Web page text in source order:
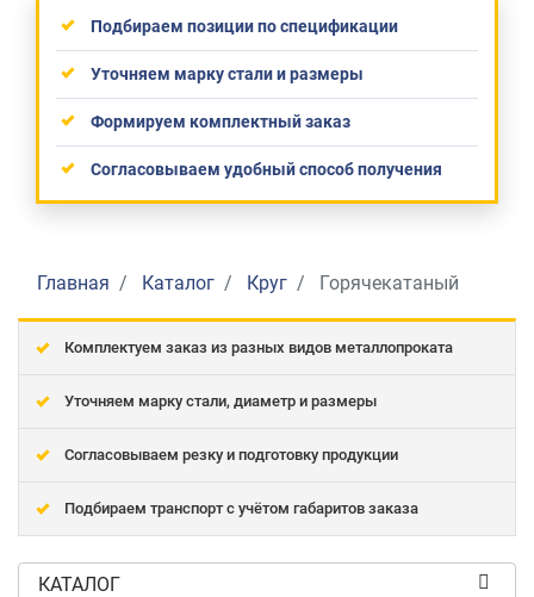
Подбираем позиции по спецификации
Уточняем марку стали и размеры
Формируем комплектный заказ
Согласовываем удобный способ получения
Главная Каталог Круг Горячекатаный
Комплектуем заказ из разных видов металлопроката
Уточняем марку стали, диаметр и размеры
Согласовываем резку и подготовку продукции
Подбираем транспорт с учётом габаритов заказа
КАТАЛОГ